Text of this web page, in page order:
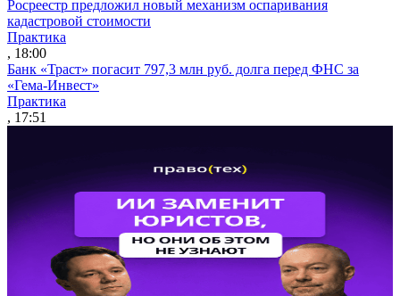
Росреестр предложил новый механизм оспаривания
кадастровой стоимости
Практика
, 18:00
Банк «Траст» погасит 797,3 млн руб. долга перед ФНС за
«Гема-Инвест»
Практика
, 17:51